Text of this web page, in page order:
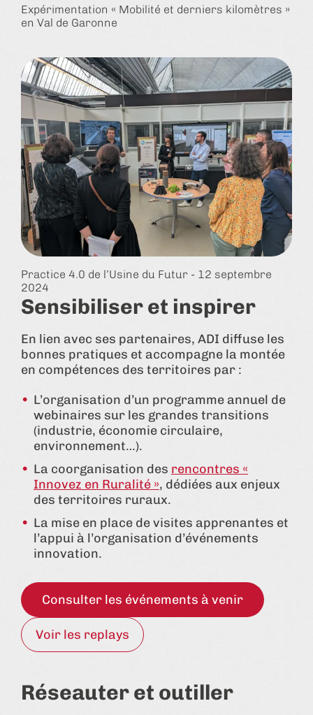
Expérimentation « Mobilité et derniers kilomètres »
en Val de Garonne
Practice 4.0 de l’Usine du Futur - 12 septembre
2024
Sensibiliser et inspirer
En lien avec ses partenaires, ADI diffuse les
bonnes pratiques et accompagne la montée
en compétences des territoires par :
L’organisation d’un programme annuel de
webinaires sur les grandes transitions
(industrie, économie circulaire,
environnement…).
La coorganisation des rencontres «
Innovez en Ruralité », dédiées aux enjeux
des territoires ruraux.
La mise en place de visites apprenantes et
l’appui à l’organisation d’événements
innovation.
Consulter les événements à venir
Voir les replays
Réseauter et outiller